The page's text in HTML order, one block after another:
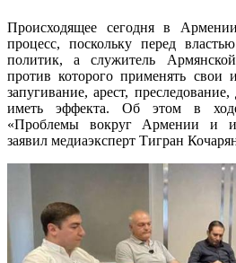
Происходящее сегодня в
процесс, поскольку перед
политик, а служитель
против которого применять свои
запугивание, арест,
иметь эффекта. Об этом в
«Проблемы вокруг Армении и
заявил медиаэксперт Тигран